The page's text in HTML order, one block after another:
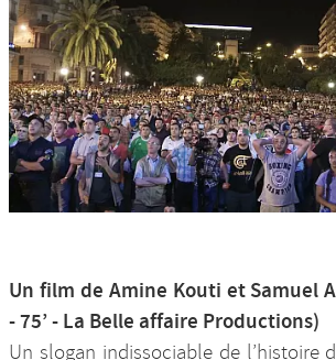
Un film de Amine Kouti et Samuel
- 75’ - La Belle affaire Productions)
Un slogan indissociable de l’histoire